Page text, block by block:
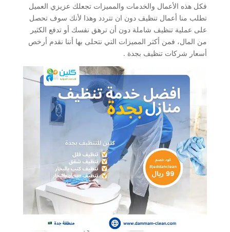
فكل هذه الأعمال والخدمات والمميزات تجعلك عزيزي العميل
تطلب منا أعمال تنظيف دون ان تتردد وهذا لأنك سوف تحصل
على عملية تنظيف شاملة دون أن ترهق نفسك أو تدفع الكثير
من المال، فمن أكثر المميزات التي نتحلى بها أننا نقدم أرخص
أسعار شركات تنظيف بجدة .